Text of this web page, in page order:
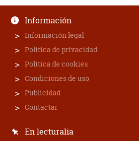
Información
Información legal
Política de privacidad
Política de cookies
Condiciones de uso
Publicidad
Contactar
En lecturalia